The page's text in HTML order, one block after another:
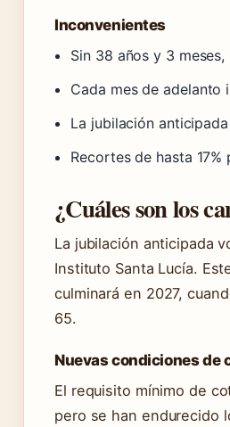
Inconvenientes
Sin 38 años y 3
Cada mes de adelanto
La jubilación
Recortes de hasta
¿Cuáles son los
La jubilación anticipada
Instituto Santa Lucía.
culminará en 2027,
65.
Nuevas condiciones de
El requisito mínimo de
pero se han endurecido